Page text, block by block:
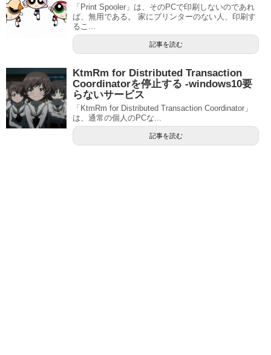
「Print Spooler」は、そのPCで印刷しないのであれ
ば、無用である。 家にプリンターのない人、印刷す
るこ...
記事を読む
KtmRm for Distributed Transaction
Coordinatorを停止する ‐windows10要
らないサービス
「KtmRm for Distributed Transaction Coordinator」
は、通常の個人のPCな...
記事を読む